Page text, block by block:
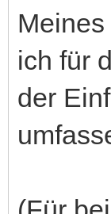
ich für
der